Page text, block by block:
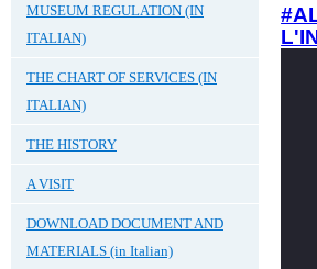
MUSEUM REGULATION (IN
ITALIAN)
THE CHART OF SERVICES (IN
ITALIAN)
THE HISTORY
A VISIT
DOWNLOAD DOCUMENT AND
MATERIALS (in Italian)